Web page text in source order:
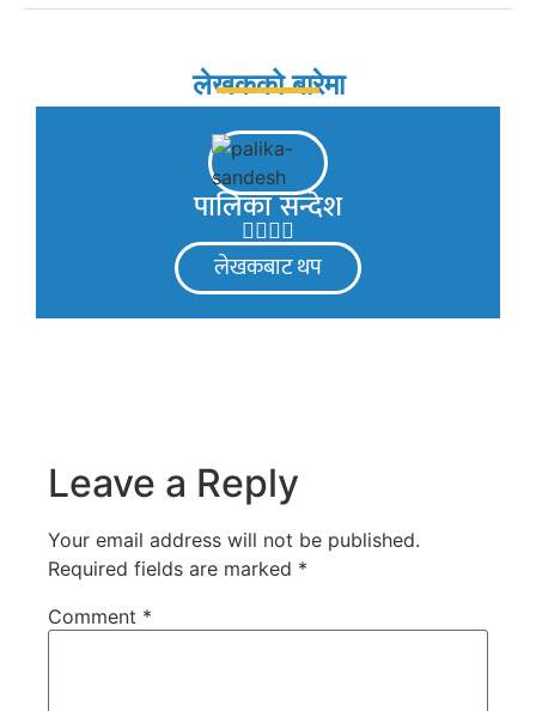
लेखकको बारेमा
पालिका सन्देश
लेखकबाट थप
Leave a Reply
Your email address will not be published.
Required fields are marked *
Comment *